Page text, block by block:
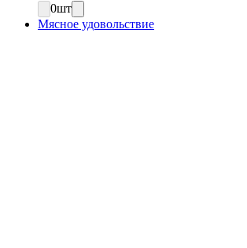
0шт
Мясное удовольствие